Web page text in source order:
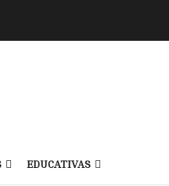
EDUCATIVAS